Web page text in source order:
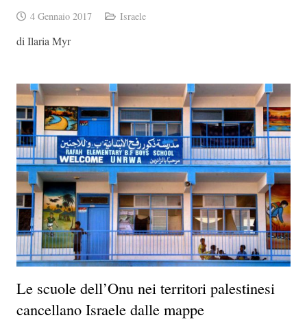
4 Gennaio 2017 Israele
di Ilaria Myr
Le scuole dell’Onu nei territori palestinesi
cancellano Israele dalle mappe